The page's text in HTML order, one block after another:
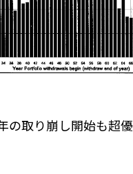
の取り崩し開始も超優